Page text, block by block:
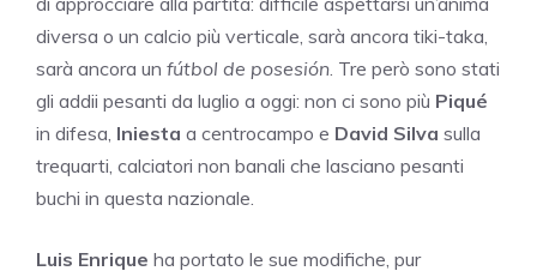
diversa o un calcio più verticale, sarà ancora tiki-taka,
sarà ancora un fútbol de posesión. Tre però sono stati
gli addii pesanti da luglio a oggi: non ci sono più Piqué
in difesa, Iniesta a centrocampo e David Silva sulla
trequarti, calciatori non banali che lasciano pesanti
buchi in questa nazionale.
Luis Enrique ha portato le sue modifiche, pur